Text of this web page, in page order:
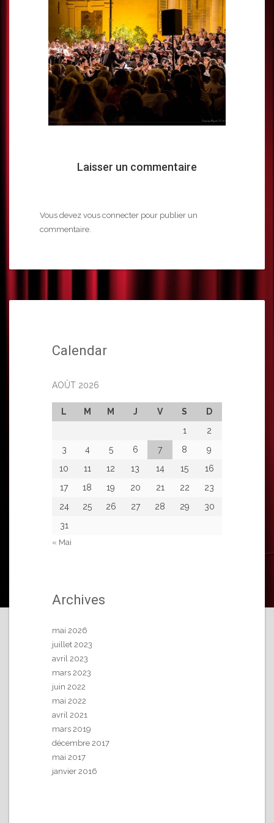
Laisser un commentaire
Vous devez vous connecter pour publier un
commentaire.
Calendar
AOÛT 2026
L M M J V S
D
1
2
3
4 5 6 7 8
9
10
11 12 13 14 15
16
17
18 19 20 21 22
23
24
25 26 27 28 29
30
31
« Mai
Archives
mai 2026
juillet 2023
avril 2023
mars 2023
juin 2022
mai 2022
avril 2021
mars 2019
décembre 2017
mai 2017
janvier 2016